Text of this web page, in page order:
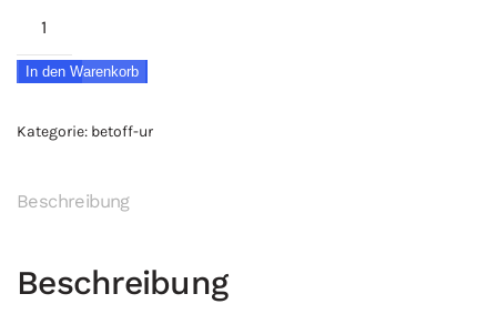
20
Flüssigkeit
Entfernung
(200x100ml)
In den Warenkorb
Kategorie: betoff-ur
Beschreibung
Beschreibung